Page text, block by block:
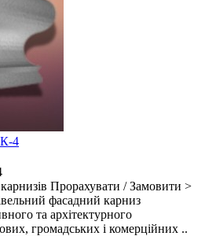
4
Прорахувати / Замовити >
фасадний карниз
та архітектурного
громадських і комерційних ..